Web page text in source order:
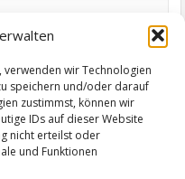
wir Technologien
speichern und/oder darauf
zustimmst, können wir
IDs auf dieser Website
nicht erteilst oder
und Funktionen
- 1977) Malerin.